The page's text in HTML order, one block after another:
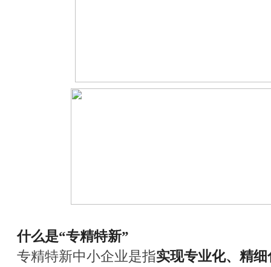
什么是“专精特新”
专精特新中小企业是指实现专业化、精